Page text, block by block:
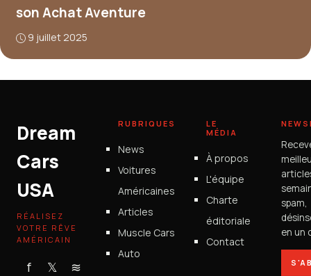
son Achat Aventure
9 juillet 2025
Dream
Cars
USA
RÉALISEZ
VOTRE RÊVE
AMÉRICAIN
f 𝕏 ≋
RUBRIQUES
News
Voitures
Américaines
Articles
Muscle Cars
Auto
LE
MÉDIA
À propos
L'équipe
Charte
éditoriale
Contact
spam,
en un